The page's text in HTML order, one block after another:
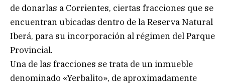
de donarlas a Corrientes, ciertas fracciones que se
encuentran ubicadas dentro de la Reserva Natural
Iberá, para su incorporación al régimen del Parque
Provincial.
Una de las fracciones se trata de un inmueble
denominado «Yerbalito», de aproximadamente